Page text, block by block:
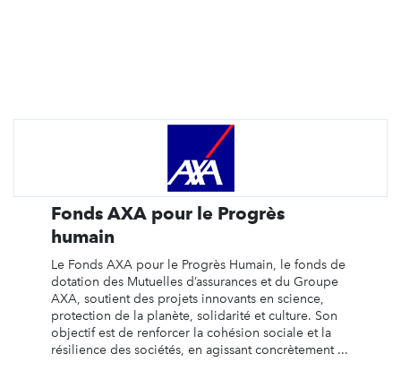
Fonds AXA pour le Progrès
humain
Le Fonds AXA pour le Progrès Humain, le fonds de
dotation des Mutuelles d’assurances et du Groupe
AXA, soutient des projets innovants en science,
protection de la planète, solidarité et culture. Son
objectif est de renforcer la cohésion sociale et la
résilience des sociétés, en agissant concrètement ...